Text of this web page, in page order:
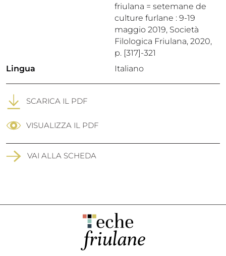
friulana = setemane de
culture furlane : 9-19
maggio 2019, Società
Filologica Friulana, 2020,
p. [317]-321
Lingua
Italiano
SCARICA IL PDF
VISUALIZZA IL PDF
VAI ALLA SCHEDA